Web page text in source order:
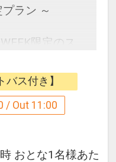
ラン ～
限定のス
、オーシャン
オーキッド」
りお選びいた
部屋タイプを
バス付き】
/ Out 11:00
おとな1名様あた